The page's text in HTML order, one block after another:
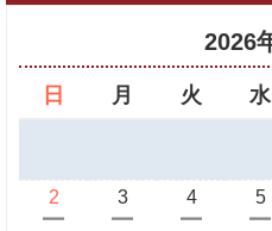
2026
日 月 火 水
2
ー
3
ー
4
ー
5
ー